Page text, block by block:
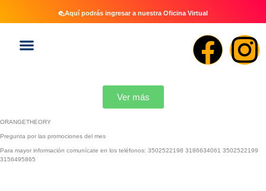
Aquí podrás ingresar a nuestra Oficina Virtual
Ver más
ORANGETHEORY
Pregunta por las promociones del mes
Para mayor información comunícate en los teléfonos: 3502522198 3186634061 3502522199
3156495865